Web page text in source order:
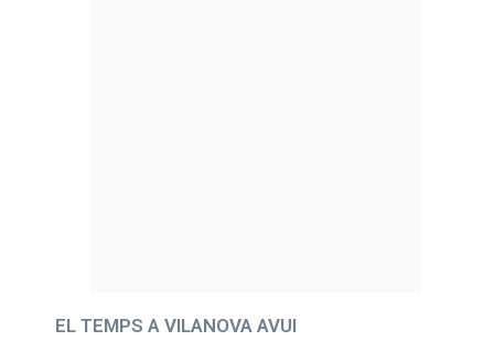
EL TEMPS A VILANOVA AVUI